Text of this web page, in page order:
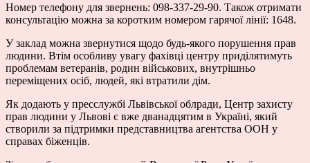
Номер телефону для звернень: 098-337-29-90. Також отримати
консультацію можна за коротким номером гарячої лінії: 1648.
У заклад можна звернутися щодо будь-якого порушення прав
людини. Втім особливу увагу фахівці центру приділятимуть
проблемам ветеранів, родин військових, внутрішньо
переміщених осіб, людей, які втратили дім.
Як додають у пресслужбі Львівської облради, Центр захисту
прав людини у Львові є вже дванадцятим в Україні, який
створили за підтримки представництва агентства ООН у
справах біженців.